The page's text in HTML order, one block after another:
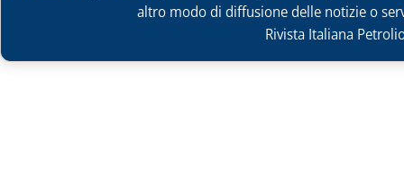
altro modo di diffusione delle notizie o
Rivista Italiana